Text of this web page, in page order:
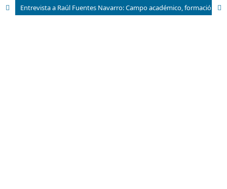
Entrevista a Raúl Fuentes Navarro: Campo académico, formación profesional y proyecto social... ¿Desde dónde replantearse la utopía de la comunicación?